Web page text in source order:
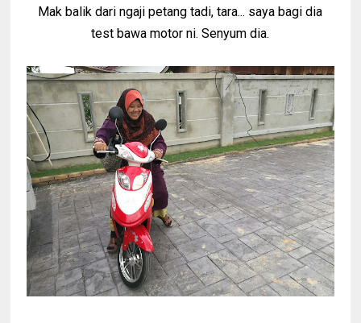
Mak balik dari ngaji petang tadi, tara... saya bagi dia
test bawa motor ni. Senyum dia.